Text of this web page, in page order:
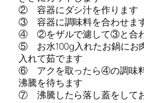
② 容器にダシ汁を作ります
③ 容器に調味料を合わせま
④ ②をザルで濾して③と合
⑤ お水100g入れたお鍋にお
入れて茹でます
⑥ アクを取ったら④の調味
沸騰を待ちます
⑦ 沸騰したら落し蓋をして